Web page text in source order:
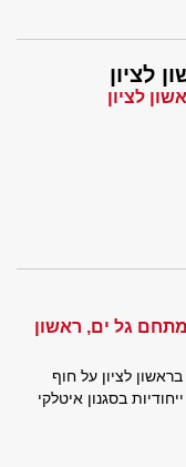
לציון
לציון
דקר 6, מתחם גל ים, ראשון
לציון על חוף
בסגנון איטלקי